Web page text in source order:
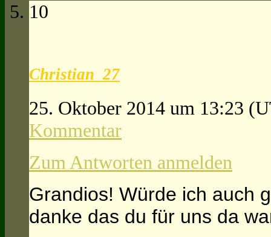
10
Christian_27
25. Oktober 2014 um 13:23
Kommentar
Zum Antworten anmelden
Grandios! Würde ich auch
danke das du für uns da